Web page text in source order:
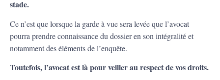
stade.
Ce n’est que lorsque la garde à vue sera levée que l’avocat
pourra prendre connaissance du dossier en son intégralité et
notamment des éléments de l’enquête.
Toutefois, l’avocat est là pour veiller au respect de vos droits.